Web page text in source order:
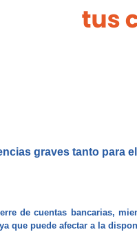
graves tanto para
de cuentas bancarias,
que puede afectar a la